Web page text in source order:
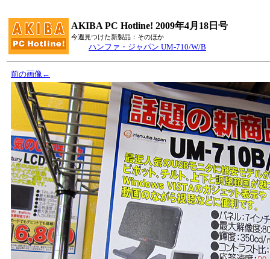
AKIBA PC Hotline! 2009年4月18日号
今週見つけた新製品：そのほか
ハンファ・ジャパン UM-710/W/B
前の画像←